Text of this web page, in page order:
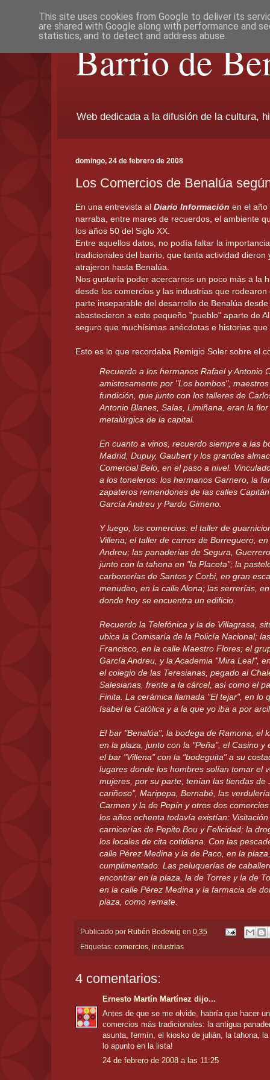
Barrio de
Web dedicada a la difusión de la cultura,
domingo, 24 de febrero de 2008
Los Comercios de Benalúa
En una entrevista al Diario Información en el año
narraba, entre mares de recuerdos, el ambiente
los años 50 del Siglo XX.
Entre aquellos datos, no podía faltar la
tradicionales del barrio, que tanta actividad dieron
atrajeron hasta Benalúa.
Nos gustaría poder acercarnos un poco más a la
desde los comercios y las industrias que
parte inseparable del desarrollo de Benalúa
abastecieron a este pequeño "pueblo" aparte de
seguro que muchísimas anécdotas e historias
Esto es lo que recordaba Remigio Soler sobre el
Recuerdo a los hermanos Rafael y Antonio
amistosamente por "Los bombos",
fundición, que junto con los talleres de
Antonio Blanes, Salas, Limiñana, eran la
metalúrgica de la capital.
En cuanto a vinos, recuerdo siempre a las
Madrid, Dupuy, Gaubert y los grandes
Comercial Belo, en el paso a nivel.
a los toneleros: los hermanos Garnero, la
zapateros remendones de las calles
García Andreu y Pardo Gimeno.
Y luego, los comercios: el taller de
Villena; el taller de carros de Borreguero,
Andreu; las panaderías de Segura,
junto con la tahona en "la Placeta"; la
carbonerías de Santos y Corbi, en gran
menudeo, en la calle Alona; las serrerías,
donde hoy se encuentra un edificio.
Recuerdo la Telefónica y la de Villagrasa,
ubica la Comisaría de la Policía Nacional;
Francisco, en la calle Maestro Flores; el
García Andreu, y la Academia "Mira Leal",
el colegio de las Teresianas, pegado al
Salesianas, frente a la cárcel, así como el
Finita. La cerámica llamada "El tejar", en lo
Isabel la Católica y a la que yo iba a por
El bar "Benalúa", la bodega de Ramona, el
en la plaza, junto con la "Peña", el Casino y
el bar "Villena" con la "bodeguita" a su
lugares donde los hombres solían tomar el
mujeres, por su parte, tenían las tiendas de
cariñoso", Maripepa, Bernabé, las
Carmen y la de Pepín y otros dos
los años ochenta todavía existían:
carnicerías de Pepito Bou y Felicidad; la
los locales de cita cotidiana. Con las
calle Pérez Medina y la de Paco, en la
cumplimentado. Las peluquerías de
encontrar en la plaza, la de Torres y la de
en la calle Pérez Medina y la farmacia de
plaza, como remate.
Publicado por Rubén Bodewig en 0:35
Etiquetas: comercios industrias
4 comentarios:
Ernesto Martín Martínez dijo...
Antes de que se me olvide, habría que hacer
comercios más tradicionales: la antigua
asunta, fermín, el kiosko de julián, la tahona,
lo apunto en la lista!
24 de febrero de 2008 a las 11:25
This site uses cookies from Google to deliver its
are shared with Google along with performance and
statistics, and to detect and address abuse.